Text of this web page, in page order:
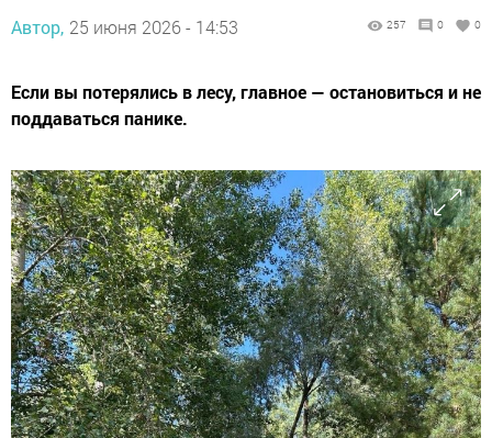
Автор, 25 июня 2026 - 14:53 257 0 0
Если вы потерялись в лесу, главное — остановиться и не
поддаваться панике.